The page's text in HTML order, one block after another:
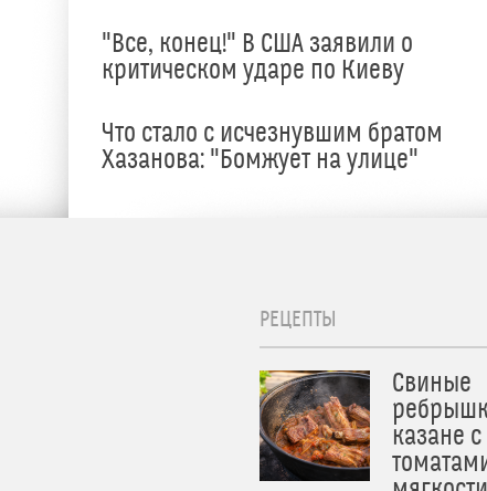
"Все, конец!" В США заявили о
критическом ударе по Киеву
Что стало с исчезнувшим братом
Хазанова: "Бомжует на улице"
РЕЦЕПТЫ
Свиные
казане